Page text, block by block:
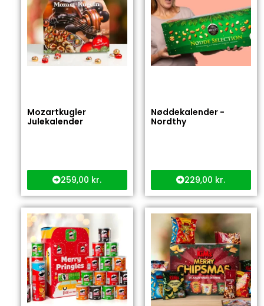
Mozartkugler
Julekalender
259,00 kr.
Nøddekalender -
Nordthy
229,00 kr.